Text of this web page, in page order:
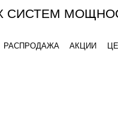
РАСПРОДАЖА АКЦИИ